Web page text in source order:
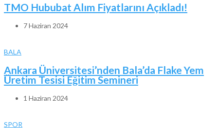
TMO Hububat Alım Fiyatlarını Açıkladı!
7 Haziran 2024
BALA
Ankara Üniversitesi’nden Bala’da Flake Yem
Üretim Tesisi Eğitim Semineri
1 Haziran 2024
SPOR